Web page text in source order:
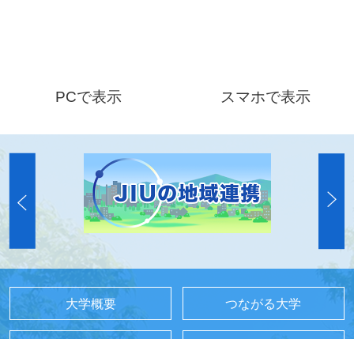
PCで表示 スマホで表示
大学概要 つながる大学